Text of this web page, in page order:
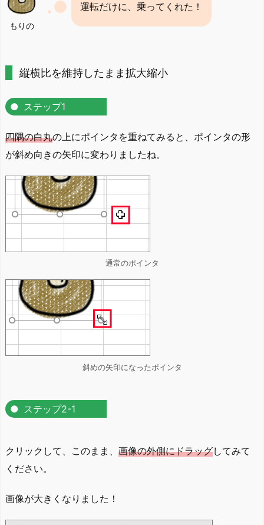
もりの
運転だけに、乗ってくれた！
縦横比を維持したまま拡大縮小
ステップ1
四隅の白丸の上にポインタを重ねてみると、ポインタの形
が斜め向きの矢印に変わりましたね。
通常のポインタ
斜めの矢印になったポインタ
ステップ2-1
クリックして、このまま、 画像の外側にドラッグしてみて
ください。
画像が大きくなりました！